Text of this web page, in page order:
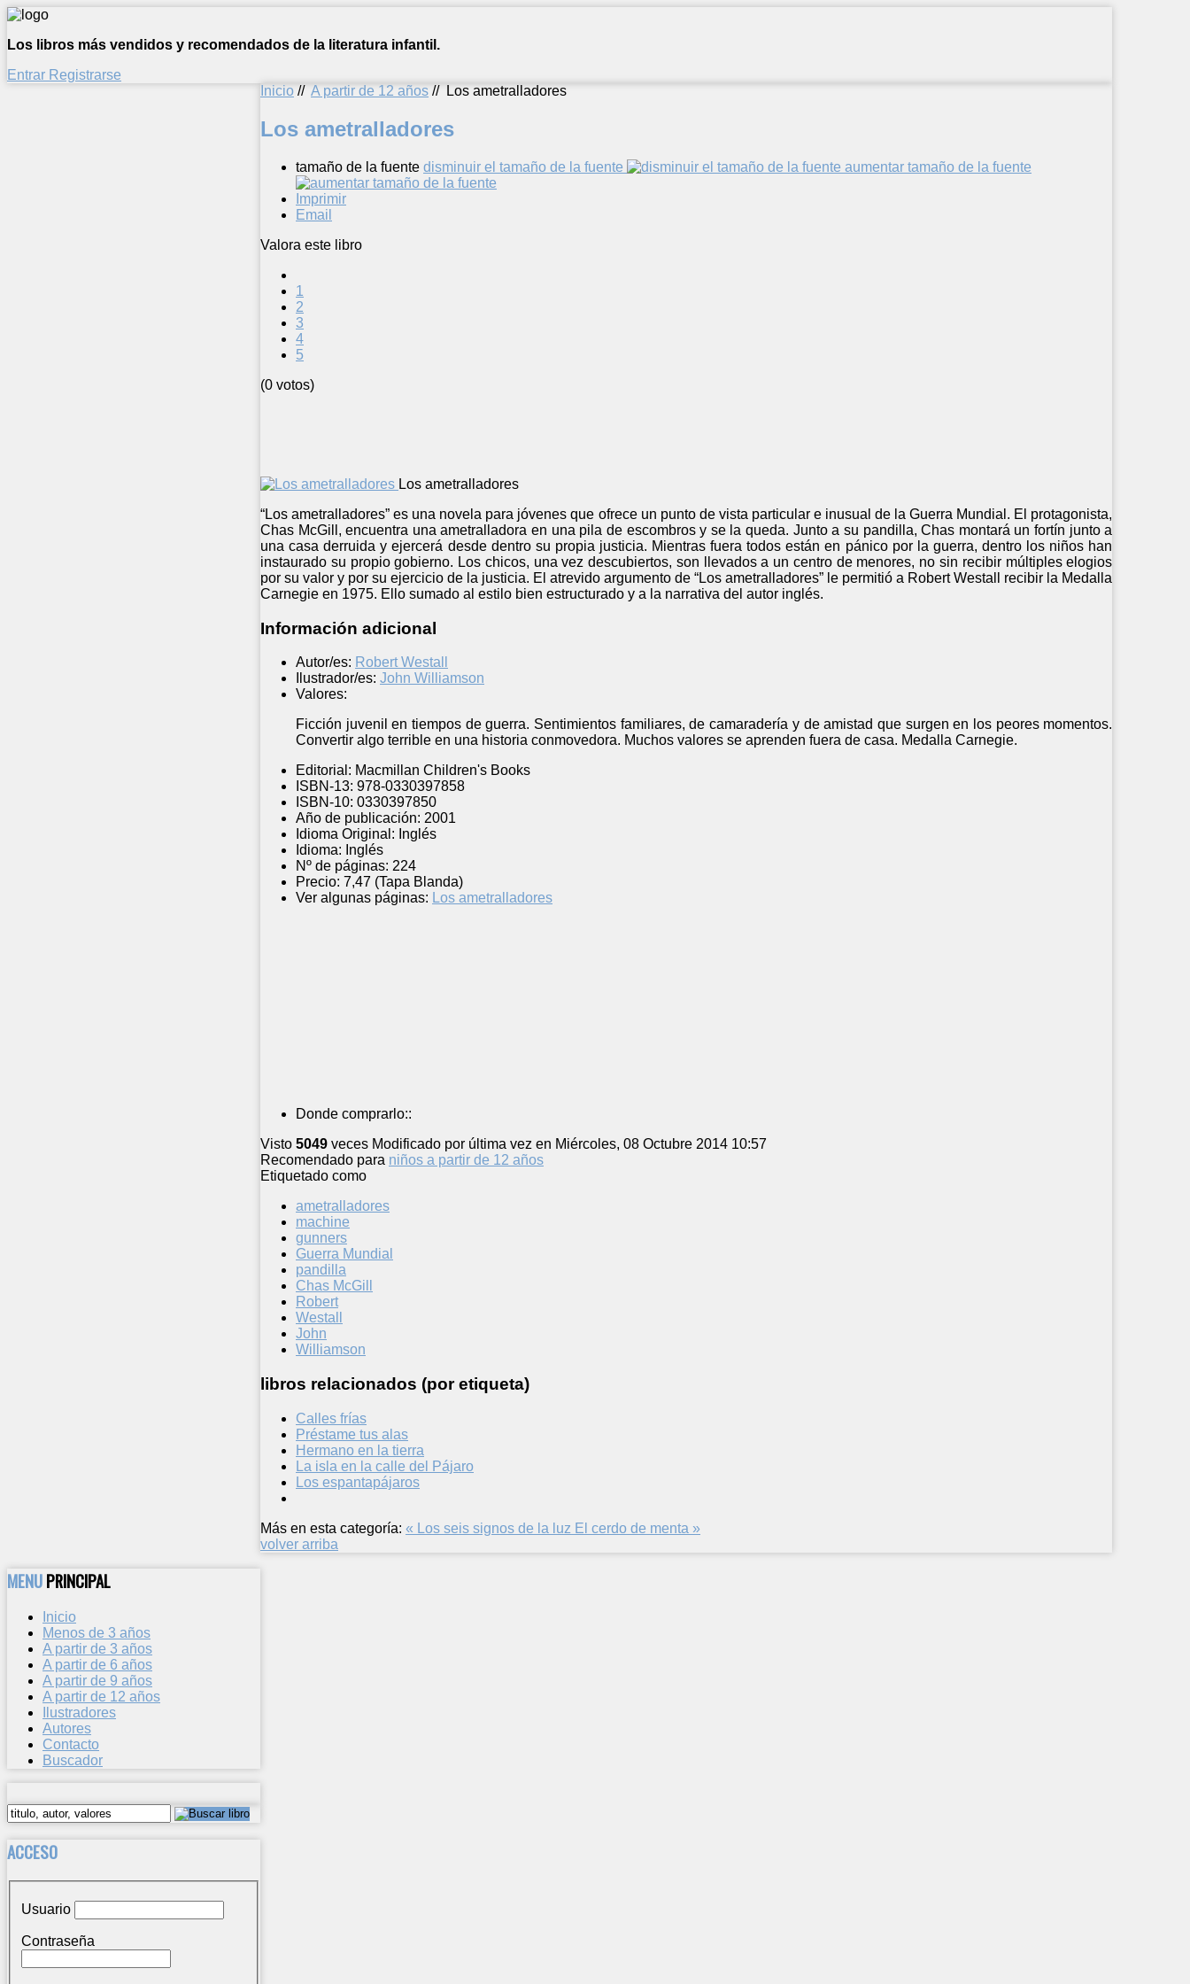
Los libros más vendidos y recomendados de la literatura infantil.
Entrar Registrarse
Inicio // A partir de 12 años // Los ametralladores
Los ametralladores
tamaño de la fuente disminuir el tamaño de la fuente aumentar tamaño de la fuente
Imprimir
Email
Valora este libro
1
2
3
4
5
(0 votos)
Los ametralladores
“Los ametralladores” es una novela para jóvenes que ofrece un punto de vista particular e inusual de la Guerra Mundial. El protagonista,
Chas McGill, encuentra una ametralladora en una pila de escombros y se la queda. Junto a su pandilla, Chas montará un fortín junto a
una casa derruida y ejercerá desde dentro su propia justicia. Mientras fuera todos están en pánico por la guerra, dentro los niños han
instaurado su propio gobierno. Los chicos, una vez descubiertos, son llevados a un centro de menores, no sin recibir múltiples elogios
por su valor y por su ejercicio de la justicia. El atrevido argumento de “Los ametralladores” le permitió a Robert Westall recibir la Medalla
Carnegie en 1975. Ello sumado al estilo bien estructurado y a la narrativa del autor inglés.
Información adicional
Autor/es: Robert Westall
Ilustrador/es: John Williamson
Valores:
Ficción juvenil en tiempos de guerra. Sentimientos familiares, de camaradería y de amistad que surgen en los peores momentos.
Convertir algo terrible en una historia conmovedora. Muchos valores se aprenden fuera de casa. Medalla Carnegie.
Editorial: Macmillan Children's Books
ISBN-13: 978-0330397858
ISBN-10: 0330397850
Año de publicación: 2001
Idioma Original: Inglés
Idioma: Inglés
Nº de páginas: 224
Precio: 7,47 (Tapa Blanda)
Ver algunas páginas: Los ametralladores
Donde comprarlo::
Visto 5049 veces Modificado por última vez en Miércoles, 08 Octubre 2014 10:57
Recomendado para niños a partir de 12 años
Etiquetado como
ametralladores
machine
gunners
Guerra Mundial
pandilla
Chas McGill
Robert
Westall
John
Williamson
libros relacionados (por etiqueta)
Calles frías
Préstame tus alas
Hermano en la tierra
La isla en la calle del Pájaro
Los espantapájaros
Más en esta categoría: « Los seis signos de la luz El cerdo de menta »
volver arriba
MENUPRINCIPAL
Inicio
Menos de 3 años
A partir de 3 años
A partir de 6 años
A partir de 9 años
A partir de 12 años
Ilustradores
Autores
Contacto
Buscador
ACCESO
Usuario
Contraseña